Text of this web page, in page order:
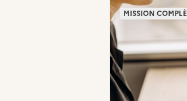
MISSION